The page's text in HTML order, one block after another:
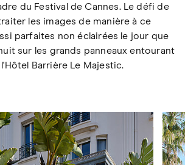
du Festival de Cannes. Le défi de
les images de manière à ce
parfaites non éclairées le jour que
sur les grands panneaux entourant
Barrière Le Majestic.